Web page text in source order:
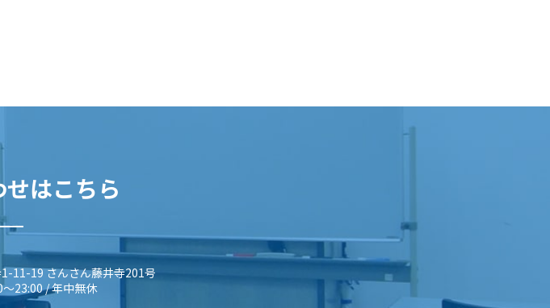
はこちら
11-19 さんさん藤井寺201号
23:00 / 年中無休